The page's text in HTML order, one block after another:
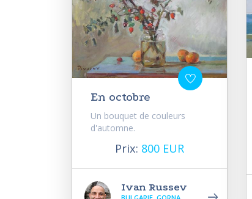
En octobre
Un bouquet de couleurs
d'automne.
Prix: 800 EUR
Ivan Russev